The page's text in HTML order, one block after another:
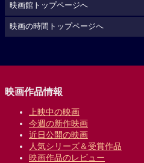
映画館トップページへ
映画の時間トップページへ
映画作品情報
上映中の映画
今週の新作映画
近日公開の映画
人気シリーズ＆受賞作品
映画作品のレビュー